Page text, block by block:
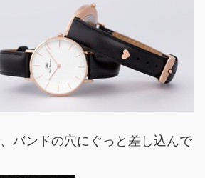
バンドの穴にぐっと差し込んで